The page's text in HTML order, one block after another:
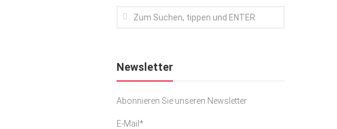
Newsletter
Abonnieren Sie unseren Newsletter
E-Mail*